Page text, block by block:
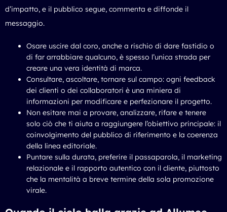
d’impatto, e il pubblico segue, commenta e diffonde il
messaggio.
Osare uscire dal coro, anche a rischio di dare fastidio o
di far arrabbiare qualcuno, è spesso l’unica strada per
creare una vera identità di marca.
Consultare, ascoltare, tornare sul campo: ogni feedback
dei clienti o dei collaboratori è una miniera di
informazioni per modificare e perfezionare il progetto.
Non esitare mai a provare, analizzare, rifare e tenere
solo ciò che ti aiuta a raggiungere l’obiettivo principale: il
coinvolgimento del pubblico di riferimento e la coerenza
della linea editoriale.
Puntare sulla durata, preferire il passaparola, il marketing
relazionale e il rapporto autentico con il cliente, piuttosto
che la mentalità a breve termine della sola promozione
virale.